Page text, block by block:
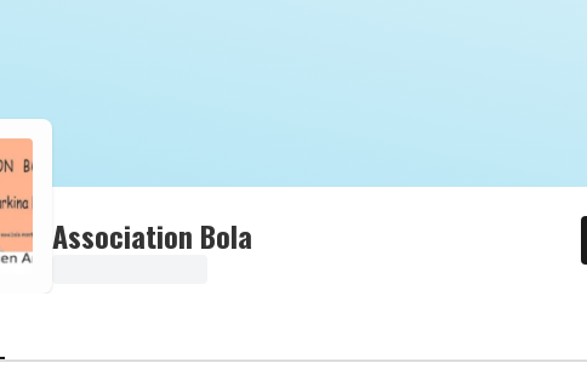
Association Bola